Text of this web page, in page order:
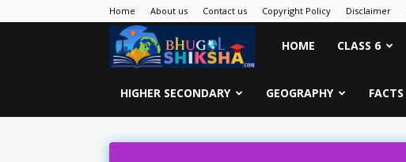
Home About us Contact us Copyright Policy Disclaimer
Bhugol
Shiksha
HOME CLASS 6
HIGHER SECONDARY GEOGRAPHY FACTS